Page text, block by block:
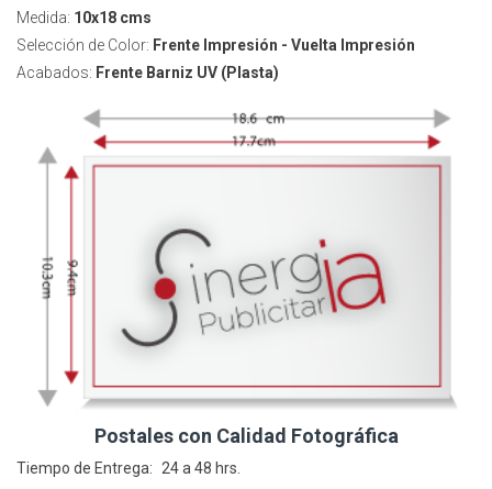
Medida: 10x18 cms
Selección de Color: Frente Impresión - Vuelta Impresión
Acabados: Frente Barniz UV (Plasta)
Postales con Calidad Fotográfica
Tiempo de Entrega: 24 a 48 hrs.